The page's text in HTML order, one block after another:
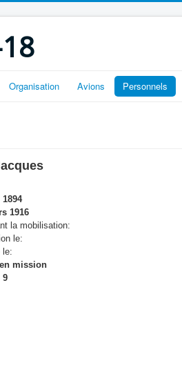
Organisation Avions Personnels
1916
la mobilisation:
le:
le:
mission
9